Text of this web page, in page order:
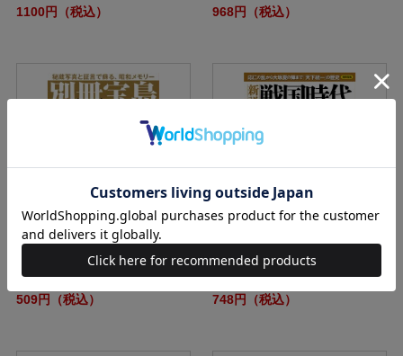
1100円（税込） 968円（税込）
別冊宝島 昭和発掘
509円（税込）
別冊宝島 新説 戦国時代
748円（税込）